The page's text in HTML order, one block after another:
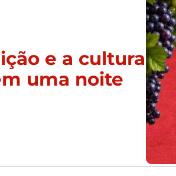
e a cultura
uma noite